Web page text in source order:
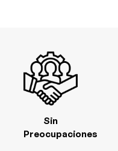
Sin
Preocupaciones